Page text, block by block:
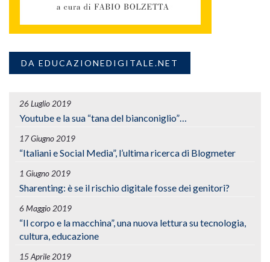
DA EDUCAZIONEDIGITALE.NET
26 Luglio 2019
Youtube e la sua “tana del bianconiglio”…
17 Giugno 2019
“Italiani e Social Media”, l’ultima ricerca di Blogmeter
1 Giugno 2019
Sharenting: è se il rischio digitale fosse dei genitori?
6 Maggio 2019
“Il corpo e la macchina”, una nuova lettura su tecnologia,
cultura, educazione
15 Aprile 2019